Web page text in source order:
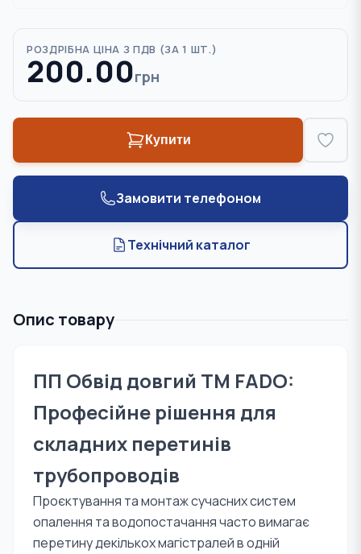
РОЗДРІБНА ЦІНА З ПДВ (ЗА 1 ШТ.)
200.00грн
Купити
Замовити телефоном
Технічний каталог
Опис товару
ПП Обвід довгий TM FADO:
Професійне рішення для
складних перетинів
трубопроводів
Проєктування та монтаж сучасних систем
опалення та водопостачання часто вимагає
перетину декількох магістралей в одній